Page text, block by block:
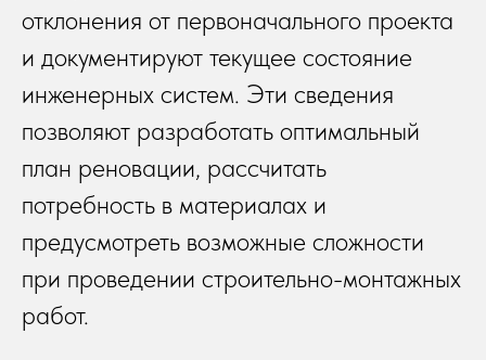
отклонения от первоначального проекта
и документируют текущее состояние
инженерных систем. Эти сведения
позволяют разработать оптимальный
план реновации, рассчитать
потребность в материалах и
предусмотреть возможные сложности
при проведении строительно-монтажных
работ.